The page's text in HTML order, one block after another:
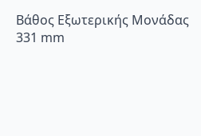
Βάθος Εξωτερικής Μονάδας
331 mm